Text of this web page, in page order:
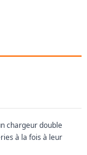
chargeur double
à la fois à leur